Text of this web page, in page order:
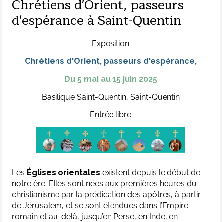
Chrétiens d'Orient, passeurs
d'espérance à Saint-Quentin
Exposition
Chrétiens d'Orient, passeurs d'espérance,
Du 5 mai au 15 juin 2025
Basilique Saint-Quentin, Saint-Quentin
Entrée libre
Les Églises orientales existent depuis le début de
notre ère. Elles sont nées aux premières heures du
christianisme par la prédication des apôtres, à partir
de Jérusalem, et se sont étendues dans l’Empire
romain et au-delà, jusqu’en Perse, en Inde, en